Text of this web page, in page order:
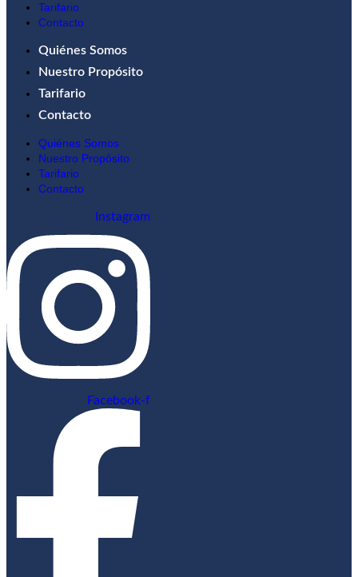
Tarifario
Contacto
Quiénes Somos
Nuestro Propósito
Tarifario
Contacto
Quiénes Somos
Nuestro Propósito
Tarifario
Contacto
Instagram
Facebook-f